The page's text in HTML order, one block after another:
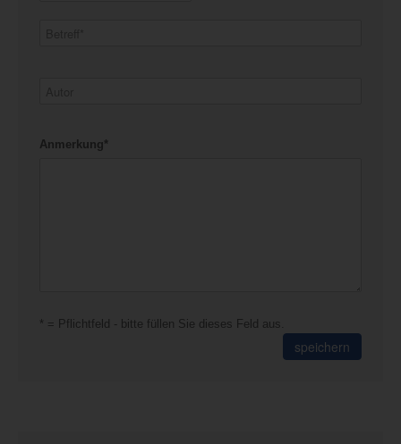
Anmerkung*
* = Pflichtfeld - bitte füllen Sie dieses Feld aus.
speichern